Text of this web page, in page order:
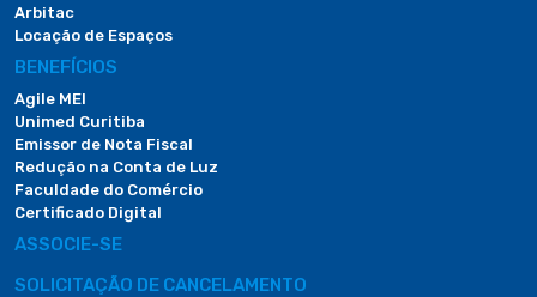
Arbitac
Locação de Espaços
BENEFÍCIOS
Agile MEI
Unimed Curitiba
Emissor de Nota Fiscal
Redução na Conta de Luz
Faculdade do Comércio
Certificado Digital
ASSOCIE-SE
SOLICITAÇÃO DE CANCELAMENTO